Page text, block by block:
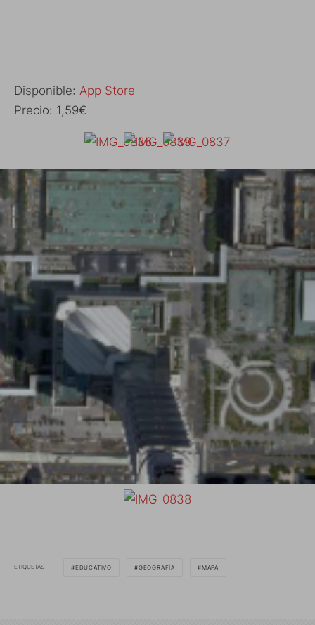
Disponible: App Store
Precio: 1,59€
ETIQUETAS EDUCATIVO GEOGRAFÍA MAPA